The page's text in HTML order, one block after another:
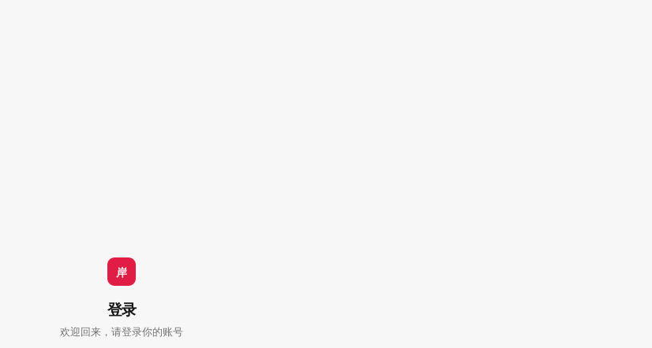
岸
登录
欢迎回来，请登录你的账号